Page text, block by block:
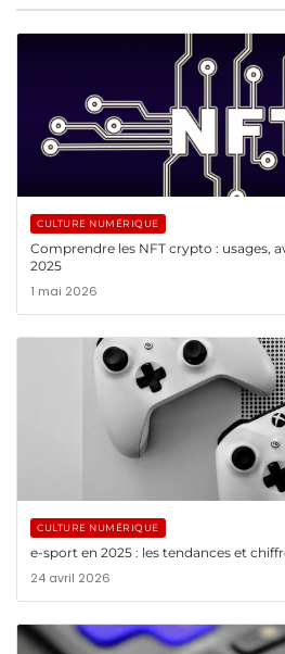
CULTURE NUMÉRIQUE
Comprendre les NFT crypto : usages,
2025
1 mai 2026
CULTURE NUMÉRIQUE
e-sport en 2025 : les tendances et
24 avril 2026